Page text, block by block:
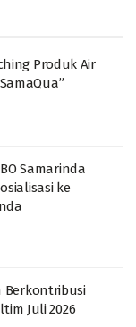
Produk Air
Samarinda
ke
Berkontribusi
Juli 2026